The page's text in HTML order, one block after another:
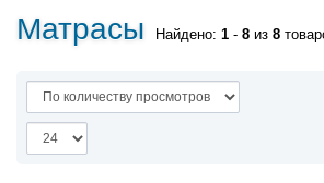
Матрасы Найдено: 1 - 8 из 8